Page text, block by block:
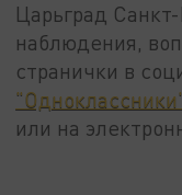
Царьград
наблюдения,
странички в
или на